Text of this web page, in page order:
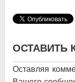
ОСТАВИТЬ
Оставляя